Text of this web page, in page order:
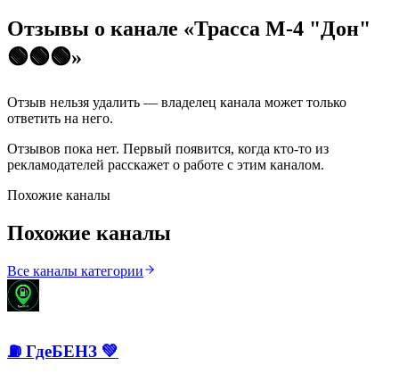
Отзывы о канале «Трасса М-4 "Дон"
🟢🟢🟢»
Отзыв нельзя удалить — владелец канала может только
ответить на него.
Отзывов пока нет. Первый появится, когда кто-то из
рекламодателей расскажет о работе с этим каналом.
Похожие каналы
Похожие каналы
Все каналы категории
⛽️ ГдеБЕНЗ 💚